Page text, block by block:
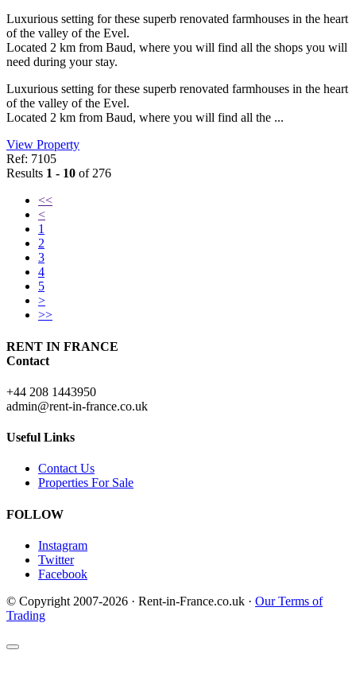
Luxurious setting for these superb renovated farmhouses in the heart
of the valley of the Evel.
Located 2 km from Baud, where you will find all the shops you will
need during your stay.
Luxurious setting for these superb renovated farmhouses in the heart
of the valley of the Evel.
Located 2 km from Baud, where you will find all the ...
View Property
Ref: 7105
Results 1 - 10 of 276
<<
<
1
2
3
4
5
>
>>
RENT IN FRANCE
Contact
+44 208 1443950
admin@rent-in-france.co.uk
Useful Links
Contact Us
Properties For Sale
FOLLOW
Instagram
Twitter
Facebook
© Copyright 2007-2026 · Rent-in-France.co.uk · Our Terms of
Trading